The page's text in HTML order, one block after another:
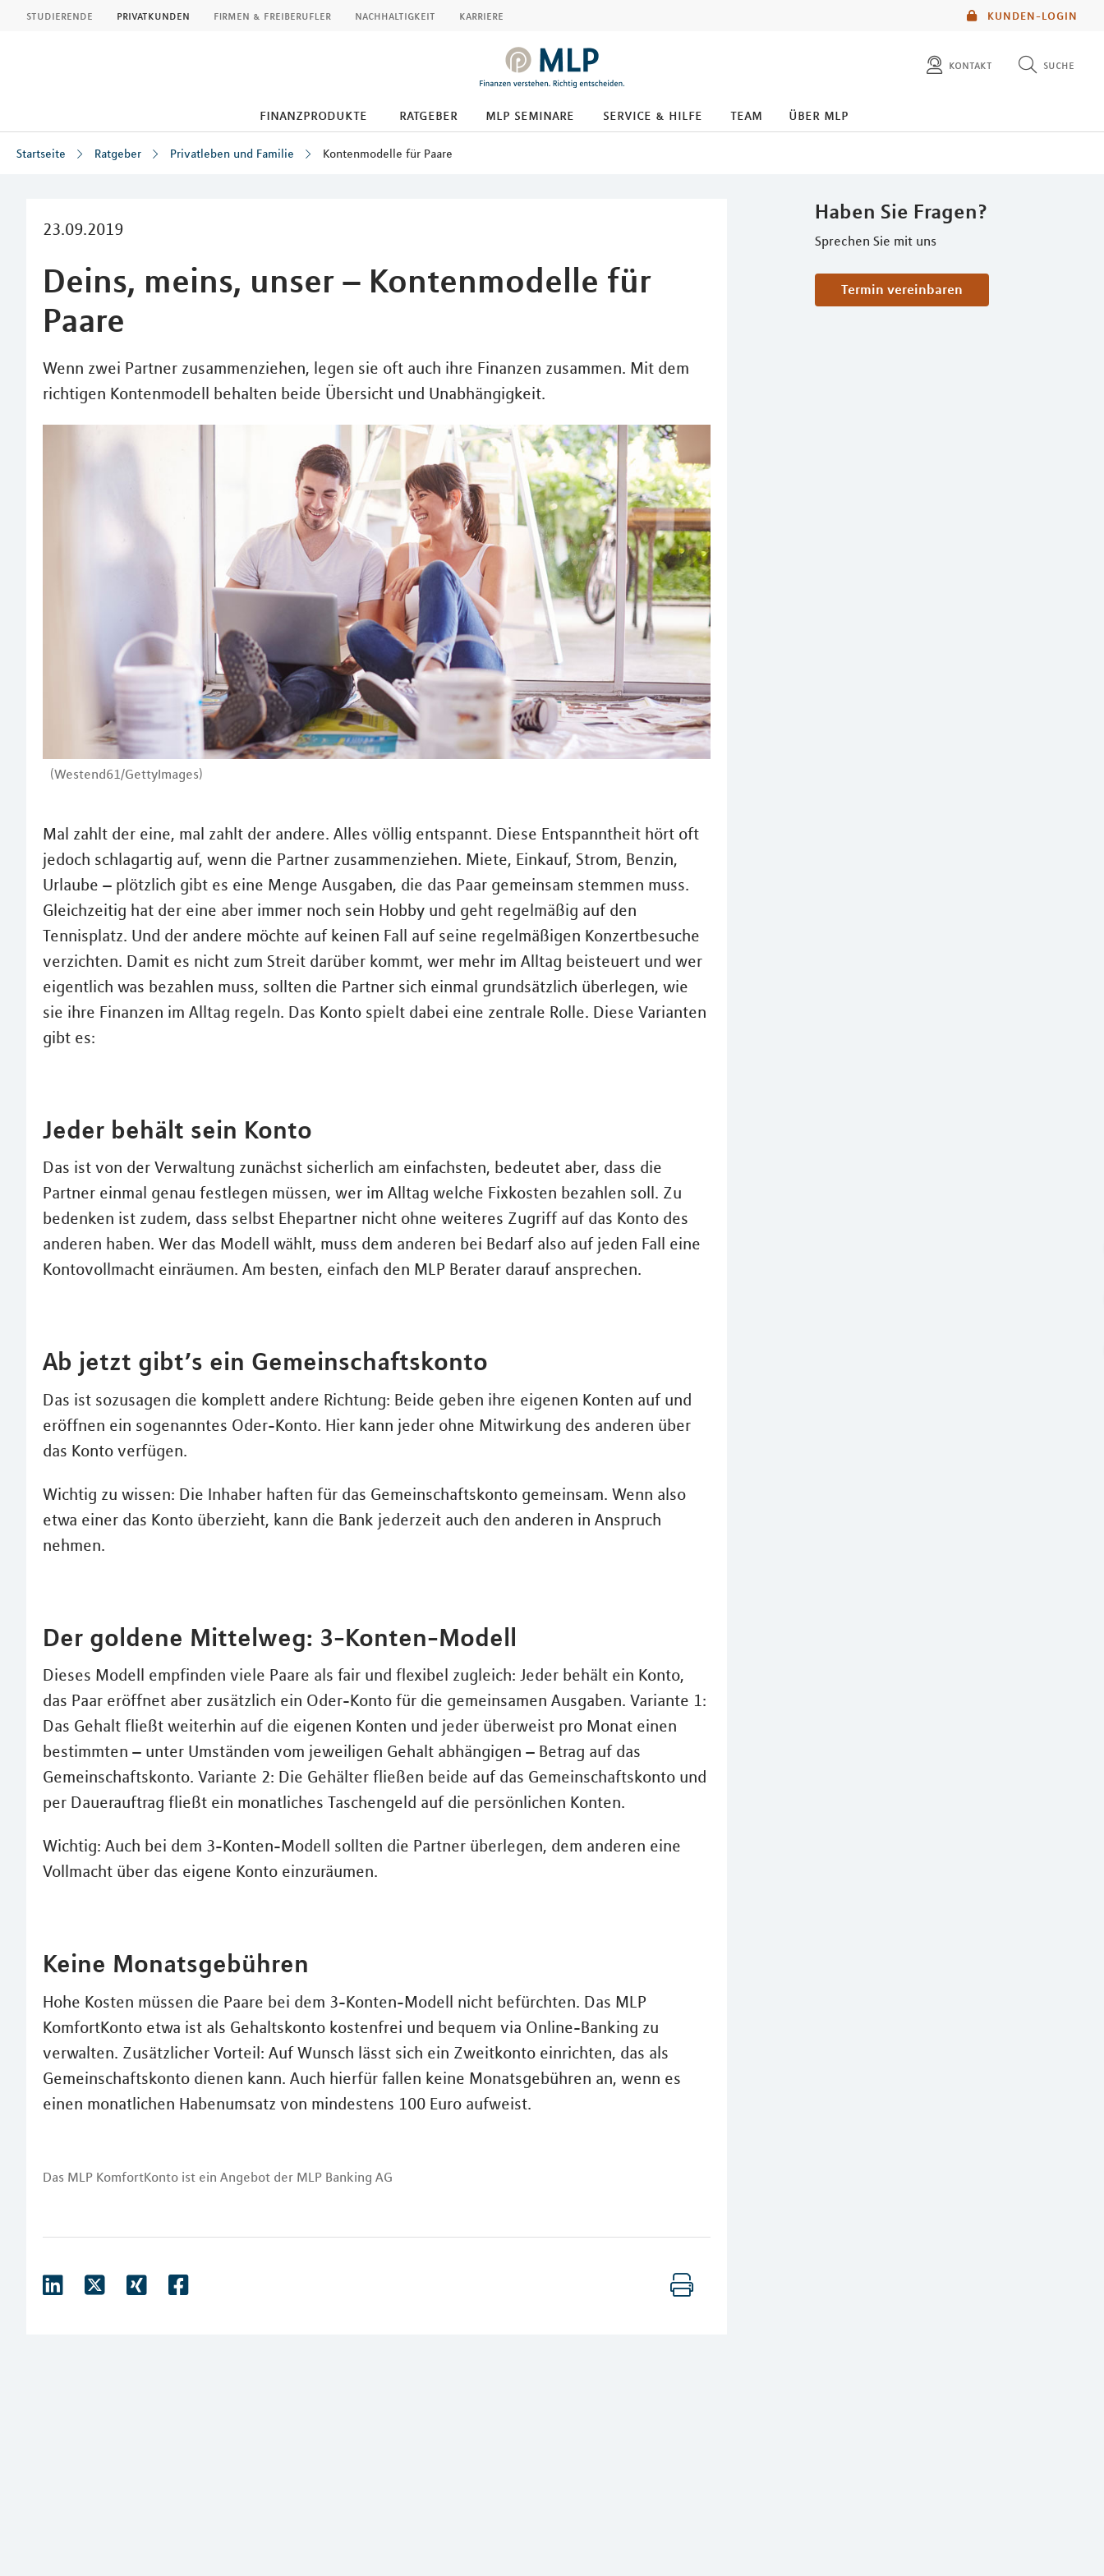
KUNDEN-LOGIN
studierende privatkunden firmen & freiberufler nachhaltigkeit karriere
kontakt suche
finanzprodukte ratgeber mlp seminare service & hilfe team über mlp
Startseite Ratgeber Privatleben und Familie Kontenmodelle für Paare
23.09.2019
Deins, meins, unser – Kontenmodelle für
Paare
Wenn zwei Partner zusammenziehen, legen sie oft auch ihre Finanzen zusammen. Mit dem
richtigen Kontenmodell behalten beide Übersicht und Unabhängigkeit.
(Westend61/GettyImages)
Haben Sie Fragen?
Sprechen Sie mit uns
Termin vereinbaren
Mal zahlt der eine, mal zahlt der andere. Alles völlig entspannt. Diese Entspanntheit hört oft
jedoch schlagartig auf, wenn die Partner zusammenziehen. Miete, Einkauf, Strom, Benzin,
Urlaube – plötzlich gibt es eine Menge Ausgaben, die das Paar gemeinsam stemmen muss.
Gleichzeitig hat der eine aber immer noch sein Hobby und geht regelmäßig auf den
Tennisplatz. Und der andere möchte auf keinen Fall auf seine regelmäßigen Konzertbesuche
verzichten. Damit es nicht zum Streit darüber kommt, wer mehr im Alltag beisteuert und wer
eigentlich was bezahlen muss, sollten die Partner sich einmal grundsätzlich überlegen, wie
sie ihre Finanzen im Alltag regeln. Das Konto spielt dabei eine zentrale Rolle. Diese Varianten
gibt es:
Jeder behält sein Konto
Das ist von der Verwaltung zunächst sicherlich am einfachsten, bedeutet aber, dass die
Partner einmal genau festlegen müssen, wer im Alltag welche Fixkosten bezahlen soll. Zu
bedenken ist zudem, dass selbst Ehepartner nicht ohne weiteres Zugriff auf das Konto des
anderen haben. Wer das Modell wählt, muss dem anderen bei Bedarf also auf jeden Fall eine
Kontovollmacht einräumen. Am besten, einfach den MLP Berater darauf ansprechen.
Ab jetzt gibt’s ein Gemeinschaftskonto
Das ist sozusagen die komplett andere Richtung: Beide geben ihre eigenen Konten auf und
eröffnen ein sogenanntes Oder-Konto. Hier kann jeder ohne Mitwirkung des anderen über
das Konto verfügen.
Wichtig zu wissen: Die Inhaber haften für das Gemeinschaftskonto gemeinsam. Wenn also
etwa einer das Konto überzieht, kann die Bank jederzeit auch den anderen in Anspruch
nehmen.
Der goldene Mittelweg: 3-Konten-Modell
Dieses Modell empfinden viele Paare als fair und flexibel zugleich: Jeder behält ein Konto,
das Paar eröffnet aber zusätzlich ein Oder-Konto für die gemeinsamen Ausgaben. Variante 1:
Das Gehalt fließt weiterhin auf die eigenen Konten und jeder überweist pro Monat einen
bestimmten – unter Umständen vom jeweiligen Gehalt abhängigen – Betrag auf das
Gemeinschaftskonto. Variante 2: Die Gehälter fließen beide auf das Gemeinschaftskonto und
per Dauerauftrag fließt ein monatliches Taschengeld auf die persönlichen Konten.
Wichtig: Auch bei dem 3-Konten-Modell sollten die Partner überlegen, dem anderen eine
Vollmacht über das eigene Konto einzuräumen.
Keine Monatsgebühren
Hohe Kosten müssen die Paare bei dem 3-Konten-Modell nicht befürchten. Das MLP
KomfortKonto etwa ist als Gehaltskonto kostenfrei und bequem via Online-Banking zu
verwalten. Zusätzlicher Vorteil: Auf Wunsch lässt sich ein Zweitkonto einrichten, das als
Gemeinschaftskonto dienen kann. Auch hierfür fallen keine Monatsgebühren an, wenn es
einen monatlichen Habenumsatz von mindestens 100 Euro aufweist.
Das MLP KomfortKonto ist ein Angebot der MLP Banking AG